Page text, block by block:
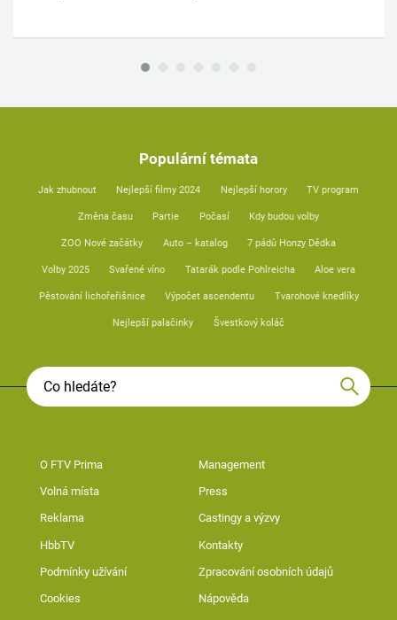
Populární témata
Jak zhubnout Nejlepší filmy 2024 Nejlepší horory TV program
Změna času Partie Počasí Kdy budou volby
ZOO Nové začátky Auto – katalog 7 pádů Honzy Dědka
Volby 2025 Svařené víno Tatarák podle Pohlreicha Aloe vera
Pěstování lichořeřišnice Výpočet ascendentu Tvarohové knedlíky
Nejlepší palačinky Švestkový koláč
O FTV Prima Management
Volná místa Press
Reklama Castingy a výzvy
HbbTV Kontakty
Podmínky užívání Zpracování osobních údajů
Cookies Nápověda